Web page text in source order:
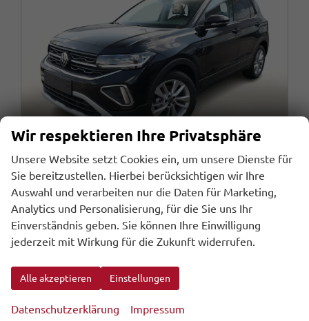
Volkswagen T-Cross
DSG Matrix 2ZKlima PrivG KAM R2D SHZ PDC
sofort lieferbar Fahrzeug mit Tageszulassung
Kraftstoff
Benzin
85 kW (116 PS)
10 km
Wir respektieren Ihre Privatsphäre
Unsere Website setzt Cookies ein, um unsere Dienste für
Sie bereitzustellen. Hierbei berücksichtigen wir Ihre
Auswahl und verarbeiten nur die Daten für Marketing,
Analytics und Personalisierung, für die Sie uns Ihr
Einverständnis geben. Sie können Ihre Einwilligung
jederzeit mit Wirkung für die Zukunft widerrufen.
Alle akzeptieren Einstellungen
Datenschutzerklärung Impressum